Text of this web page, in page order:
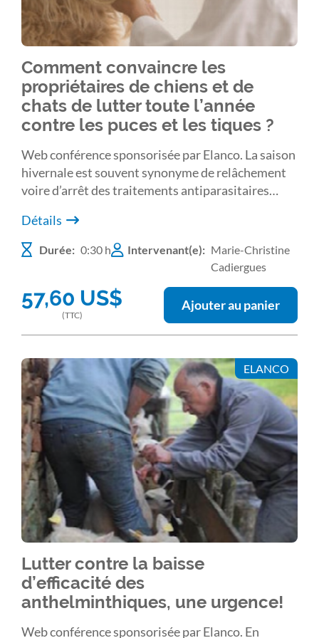
Comment convaincre les
propriétaires de chiens et de
chats de lutter toute l’année
contre les puces et les tiques ?
Web conférence sponsorisée par Elanco. La saison
hivernale est souvent synonyme de relâchement
voire d’arrêt des traitements antiparasitaires
les températures extérieures sont défavorables à
un cycle parasitaire optimal, en revanche, à
l’intérieur des habitations, lieu privilégié des
tout à fait compatibles avec la reproduction des
tiques et des puces.
Détails
Durée: 0:30 h Intervenant(e): Marie-Christine
Cadiergues
57,60 US$
(TTC)
Ajouter au panier
ELANCO
Lutter contre la baisse
d’efficacité des
anthelminthiques, une urgence!
Web conférence sponsorisée par Elanco. En